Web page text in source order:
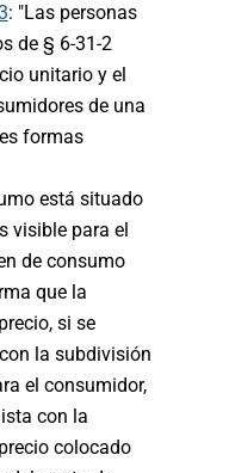
: "Las personas
de § 6-31-2
unitario y el
de una
formas
está situado
visible para el
de consumo
que la
si se
la subdivisión
el consumidor,
con la
colocado